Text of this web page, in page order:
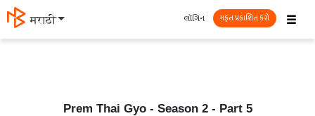
தமிழ் ☰
લૉગિન મફત પ્રકાશિત કરો
Prem Thai Gyo - Season 2 - Part 5